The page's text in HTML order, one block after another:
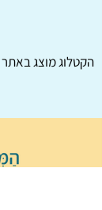
הקטלוג מוצג באתר